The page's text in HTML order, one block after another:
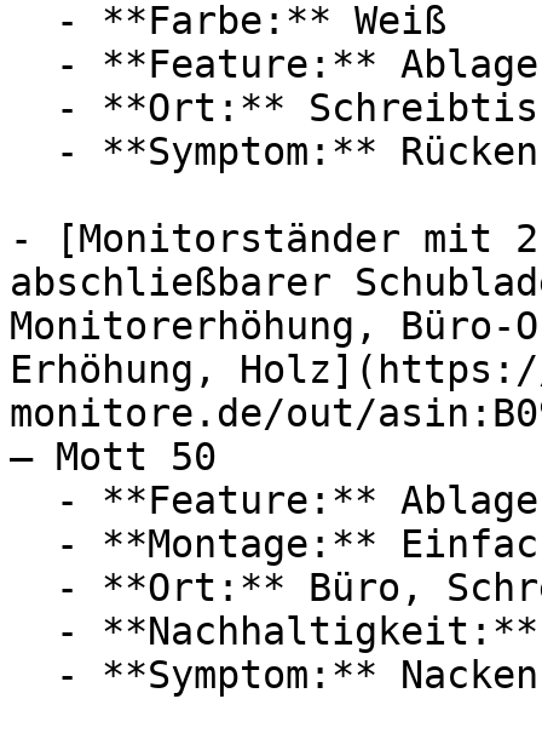
- [Monitorständer mit 2
abschließbarer
Monitorerhöhung,
Erhöhung,
monitore.de/out/
— Mott 50